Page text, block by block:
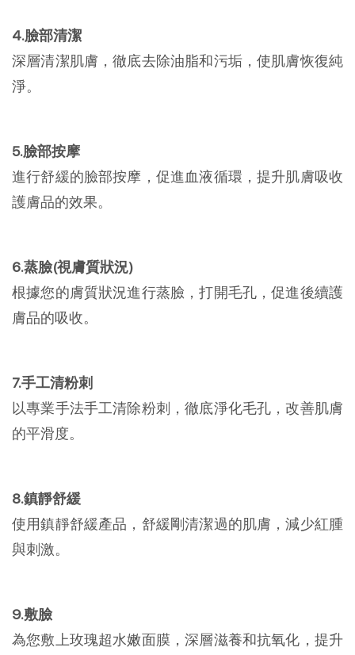
4.臉部清潔
深層清潔肌膚，徹底去除油脂和污垢，使肌膚恢復純
淨。
5.臉部按摩
進行舒緩的臉部按摩，促進血液循環，提升肌膚吸收
護膚品的效果。
6.蒸臉(視膚質狀況)
根據您的膚質狀況進行蒸臉，打開毛孔，促進後續護
膚品的吸收。
7.手工清粉刺
以專業手法手工清除粉刺，徹底淨化毛孔，改善肌膚
的平滑度。
8.鎮靜舒緩
使用鎮靜舒緩產品，舒緩剛清潔過的肌膚，減少紅腫
與刺激。
9.敷臉
為您敷上玫瑰超水嫩面膜，深層滋養和抗氧化，提升